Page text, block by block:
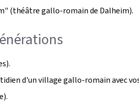
(théâtre gallo-romain de Dalheim).
d'un village gallo-romain avec